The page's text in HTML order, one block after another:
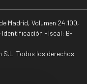
Madrid, Volumen 24.100,
Identificación Fiscal: B-
Todos los derechos